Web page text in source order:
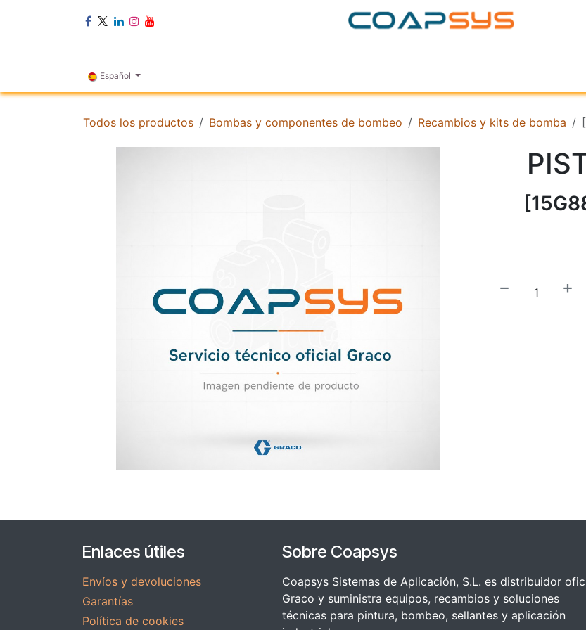
Español
Todos los productos Bombas y componentes de bombeo Recambios y kits de bomba
Enlaces útiles
Envíos y devoluciones
Garantías
Política de cookies
Sobre Coapsys
Coapsys Sistemas de Aplicación, S.L. es distribuidor
Graco y suministra equipos, recambios y soluciones
técnicas para pintura, bombeo, sellantes y aplicación